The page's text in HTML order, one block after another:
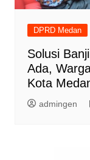
DPRD Medan
Solusi
Ada,
Kota
admingen